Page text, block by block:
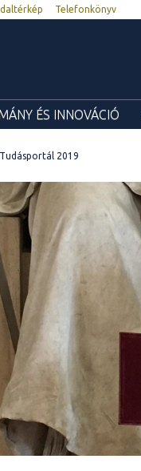
Telefonkönyv
ÉS INNOVÁCIÓ
Tudásportál 2019